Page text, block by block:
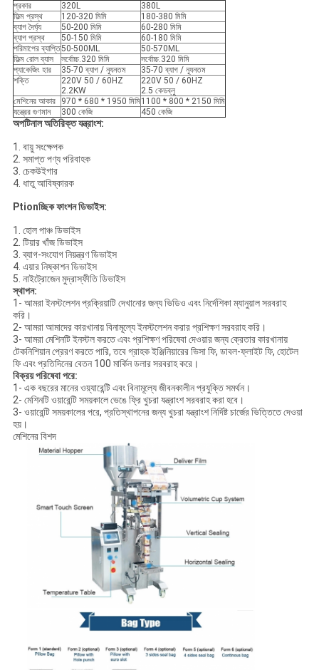
প্রকার 320L
380L
ফিল্ম প্রস্থ
120-320 মিমি
180-380 মিমি
ব্যাগ দৈর্ঘ্য
50-200 মিমি
60-280 মিমি
ব্যাগ প্রস্থ
50-150 মিমি
60-180 মিমি
পরিমাপের ব্যাপ্তি50-500ML
50-570ML
ফিল্ম রোল ব্যাস
সর্বোচ্চ.320 মিমি
সর্বোচ্চ.320 মিমি
প্যাকেজিং হার
35-70 ব্যাগ / ন্যূনতম
35-70 ব্যাগ / ন্যূনতম
শক্তি
220V 50 / 60HZ
2.2KW
220V 50 / 60HZ
2.5 কেডব্লু
মেশিনের আকার
970 * 680 * 1950 মিমি1100 * 800 * 2150 মিমি
যন্ত্রের গুণমান
300 কেজি 450 কেজি
অপটিনাল অতিরিক্ত যন্ত্রাংশ:
1. বায়ু সংক্ষেপক
2. সমাপ্ত পণ্য পরিবাহক
3. চেকউইগার
4. ধাতু আবিষ্কারক
Ptionচ্ছিক ফাংশন ডিভাইস:
1. হোল পাঞ্চ ডিভাইস
2. টিয়ার খাঁজ ডিভাইস
3. ব্যাগ-সংযোগ নিয়ন্ত্রণ ডিভাইস
4. এয়ার নিষ্কাশন ডিভাইস
5. নাইট্রোজেন মুদ্রাস্ফীতি ডিভাইস
স্থাপন:
1- আমরা ইনস্টলেশন প্রক্রিয়াটি দেখানোর জন্য ভিডিও এবং নির্দেশিকা ম্যানুয়াল সরবরাহ
করি।
2- আমরা আমাদের কারখানায় বিনামূল্যে ইনস্টলেশন করার প্রশিক্ষণ সরবরাহ করি।
3- আমরা মেশিনটি ইনস্টল করতে এবং প্রশিক্ষণ পরিষেবা দেওয়ার জন্য ক্রেতার কারখানায়
টেকনিশিয়ান প্রেরণ করতে পারি, তবে গ্রাহক ইঞ্জিনিয়ারের ভিসা ফি, ডাবল-ফ্লাইট ফি, হোটেল
ফি এবং প্রতিদিনের বেতন 100 মার্কিন ডলার সরবরাহ করে।
বিক্রয় পরিষেবা পরে:
1- এক বছরের মানের ওয়্যারেন্টি এবং বিনামূল্যে জীবনকালীন প্রযুক্তি সমর্থন।
2- মেশিনটি ওয়ারেন্টি সময়কালে ভেঙে ফ্রি খুচরা যন্ত্রাংশ সরবরাহ করা হবে।
3- ওয়ারেন্টি সময়কালের পরে, প্রতিস্থাপনের জন্য খুচরা যন্ত্রাংশ নির্দিষ্ট চার্জের ভিত্তিতে দেওয়া
হয়।
মেশিনের বিশদ